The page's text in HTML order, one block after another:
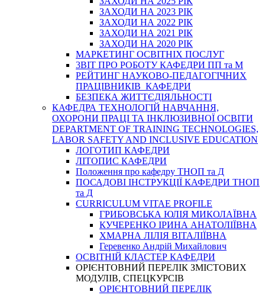
ЗАХОДИ НА 2023 РІК
ЗАХОДИ НА 2022 РІК
ЗАХОДИ НА 2021 РІК
ЗАХОДИ НА 2020 РІК
МАРКЕТИНГ ОСВІТНІХ ПОСЛУГ
3BIT ПРО РОБОТУ КАФЕДРИ ПП та М
РЕЙТИНГ НАУКОВО-ПЕДАГОГІЧНИХ
ПРАЦІВНИКІВ КАФЕДРИ
БЕЗПЕКА ЖИТТЄДІЯЛЬНОСТІ
КАФЕДРА ТЕХНОЛОГІЙ НАВЧАННЯ,
ОХОРОНИ ПРАЦІ ТА ІНКЛЮЗИВНОЇ ОСВІТИ
DEPARTMENT OF TRAINING TECHNOLOGIES,
LABOR SAFETY AND INCLUSIVE EDUCATION
ЛОГОТИП КАФЕДРИ
ЛІТОПИС КАФЕДРИ
Положення про кафедру ТНОП та Д
ПОСАДОВІ ІНСТРУКЦІЇ КАФЕДРИ ТНОП
та Д
CURRICULUM VITAE PROFILE
ГРИБОВСЬКА ЮЛІЯ МИКОЛАЇВНА
КУЧЕРЕНКО ІРИНА АНАТОЛІЇВНА
ХМАРНА ЛІЛІЯ ВІТАЛІЇВНА
Геревенко Андрій Михайлович
ОСВІТНІЙ КЛАСТЕР КАФЕДРИ
ОРІЄНТОВНИЙ ПЕРЕЛІК ЗМІСТОВИХ
МОДУЛІВ, СПЕЦКУРСІВ
ОРІЄНТОВНИЙ ПЕРЕЛІК